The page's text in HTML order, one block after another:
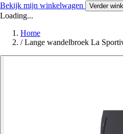
Bekijk mijn winkelwagen Verder
Loading...
Home
/ Lange wandelbroek La